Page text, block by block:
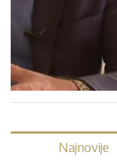
Najnovije